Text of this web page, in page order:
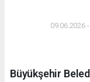
09.06.2026
Büyükşehir